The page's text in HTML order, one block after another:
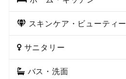
スキンケア・ビューティー
サニタリー
バス・洗面